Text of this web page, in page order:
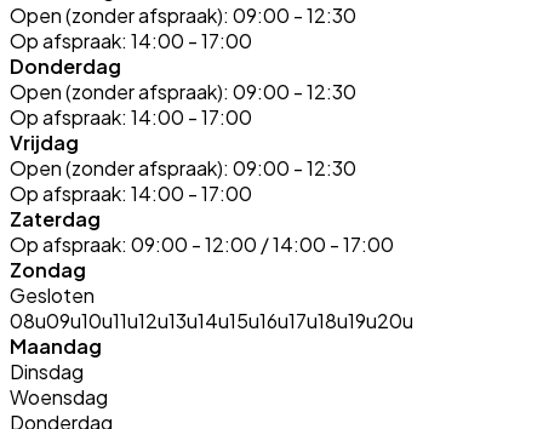
Open (zonder afspraak): 09:00 - 12:30
Op afspraak: 14:00 - 17:00
Donderdag
Open (zonder afspraak): 09:00 - 12:30
Op afspraak: 14:00 - 17:00
Vrijdag
Open (zonder afspraak): 09:00 - 12:30
Op afspraak: 14:00 - 17:00
Zaterdag
Op afspraak: 09:00 - 12:00 / 14:00 - 17:00
Zondag
Gesloten
08u09u10u11u12u13u14u15u16u17u18u19u20u
Maandag
Dinsdag
Woensdag
Donderdag